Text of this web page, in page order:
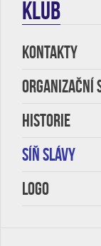
KLUB
KONTAKTY
HISTORIE
SÍŇ SLÁVY
LOGO